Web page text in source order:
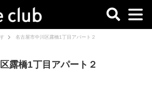
名古屋市中川区露橋1丁目アパート２
露橋1丁目アパート２